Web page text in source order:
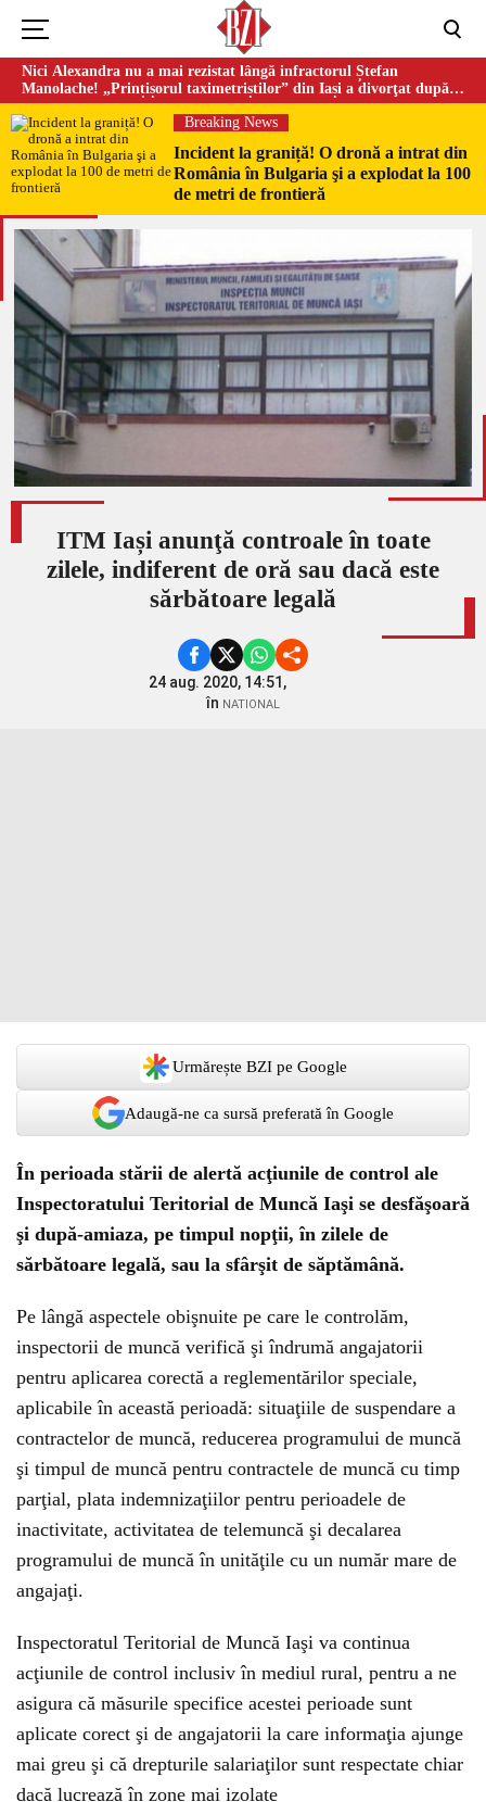
Nici Alexandra nu a mai rezistat lângă infractorul Ștefan
Manolache! „Prințișorul taximetriștilor” din Iași a divorţat după
doi ani de căsnicie
Breaking News
Incident la graniță! O dronă a intrat din
România în Bulgaria şi a explodat la 100
de metri de frontieră
ITM Iași anunţă controale în toate
zilele, indiferent de oră sau dacă este
sărbătoare legală
24 aug. 2020, 14:51,
în NATIONAL
Urmărește BZI pe Google
Adaugă-ne ca sursă preferată în Google
În perioada stării de alertă acţiunile de control ale
Inspectoratului Teritorial de Muncă Iaşi se desfăşoară
şi după-amiaza, pe timpul nopţii, în zilele de
sărbătoare legală, sau la sfârşit de săptămână.
Pe lângă aspectele obişnuite pe care le controlăm,
inspectorii de muncă verifică şi îndrumă angajatorii
pentru aplicarea corectă a reglementărilor speciale,
aplicabile în această perioadă: situaţiile de suspendare a
contractelor de muncă, reducerea programului de muncă
şi timpul de muncă pentru contractele de muncă cu timp
parţial, plata indemnizaţiilor pentru perioadele de
inactivitate, activitatea de telemuncă şi decalarea
programului de muncă în unităţile cu un număr mare de
angajaţi.
Inspectoratul Teritorial de Muncă Iaşi va continua
acţiunile de control inclusiv în mediul rural, pentru a ne
asigura că măsurile specifice acestei perioade sunt
aplicate corect şi de angajatorii la care informaţia ajunge
mai greu şi că drepturile salariaţilor sunt respectate chiar
dacă lucrează în zone mai izolate